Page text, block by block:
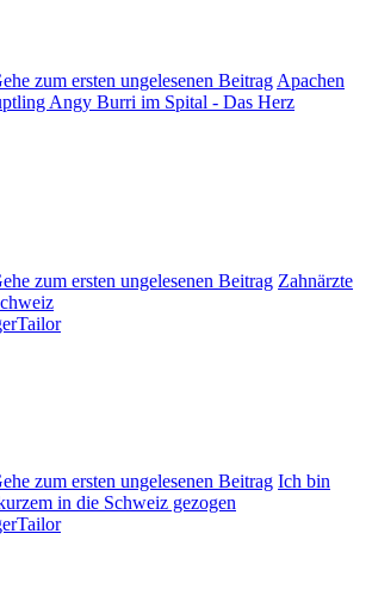
Apachen
Angy Burri im Spital - Das Herz
Zahnärzte
Ich bin
in die Schweiz gezogen